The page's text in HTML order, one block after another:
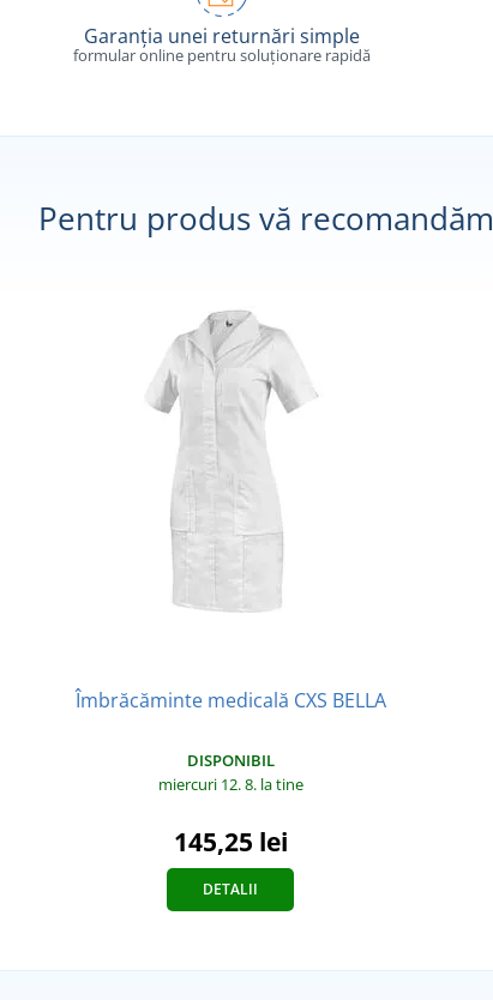
Garanția unei returnări simple
formular online pentru soluționare rapidă
Pentru produs vă recomandăm
Îmbrăcăminte medicală CXS BELLA
DISPONIBIL
miercuri 12. 8. la tine
145,25 lei
DETALII